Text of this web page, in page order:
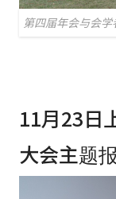
第四届年会与会
11月23日
大会主题